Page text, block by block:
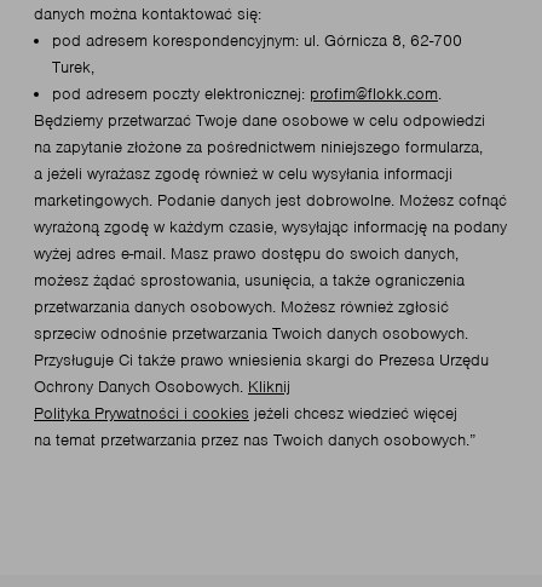
danych można kontaktować się:
pod adresem korespondencyjnym: ul. Górnicza 8, 62-700
Turek,
pod adresem poczty elektronicznej: profim@flokk.com.
Będziemy przetwarzać Twoje dane osobowe w celu odpowiedzi
na zapytanie złożone za pośrednictwem niniejszego formularza,
a jeżeli wyrażasz zgodę również w celu wysyłania informacji
marketingowych. Podanie danych jest dobrowolne. Możesz cofnąć
wyrażoną zgodę w każdym czasie, wysyłając informację na podany
wyżej adres e-mail. Masz prawo dostępu do swoich danych,
możesz żądać sprostowania, usunięcia, a także ograniczenia
przetwarzania danych osobowych. Możesz również zgłosić
sprzeciw odnośnie przetwarzania Twoich danych osobowych.
Przysługuje Ci także prawo wniesienia skargi do Prezesa Urzędu
Ochrony Danych Osobowych. Kliknij
Polityka Prywatności i cookies jeżeli chcesz wiedzieć więcej
na temat przetwarzania przez nas Twoich danych osobowych.”